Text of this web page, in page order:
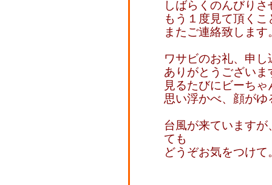
しばらくのんびり
もう１度見て頂く
またご連絡致します
ワサビのお礼、申し
ありがとうございま
見るたびにビーちゃ
思い浮かべ、顔が
台風が来ています
ても
どうぞお気をつけて